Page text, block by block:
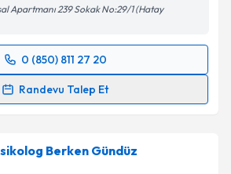
Apartmanı 239 Sokak No:29/1 (Hatay
0 (850) 811 27 20
Randevu Talep Et
Talebi
e-posta ile bilgilendireceğiz.
Berken Gündüz